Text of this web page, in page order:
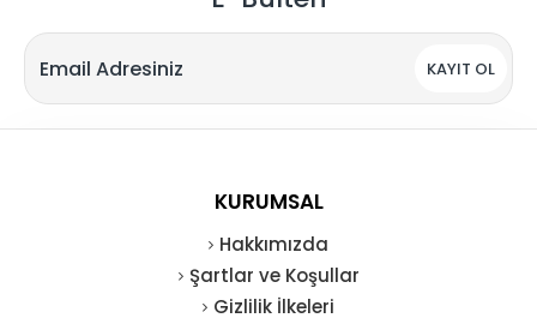
KAYIT OL
KURUMSAL
Hakkımızda
Şartlar ve Koşullar
Gizlilik İlkeleri